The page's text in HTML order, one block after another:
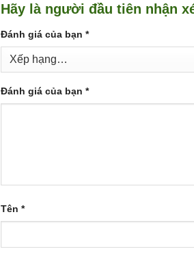
Hãy là người đầu tiên nhận
Đánh giá của bạn *
Đánh giá của bạn *
Tên *